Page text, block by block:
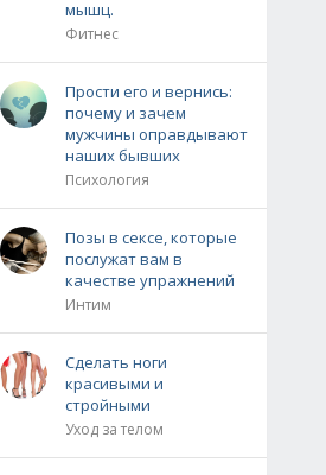
мышц.
Фитнес
Прости его и вернись:
почему и зачем
мужчины оправдывают
наших бывших
Психология
Позы в сексе, которые
послужат вам в
качестве упражнений
Интим
Сделать ноги
красивыми и
стройными
Уход за телом